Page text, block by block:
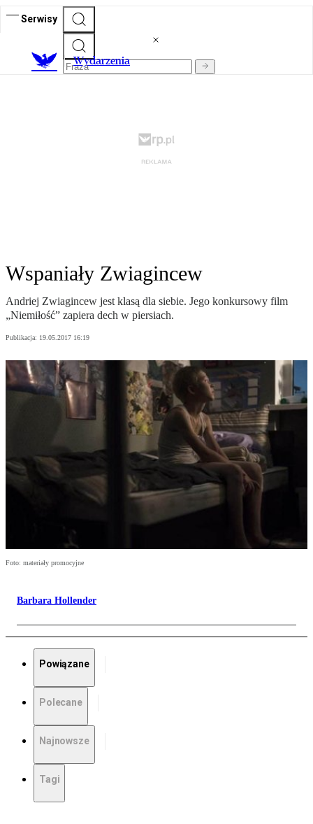
Serwisy
Wydarzenia
Wspaniały Zwiagincew
Andriej Zwiagincew jest klasą dla siebie. Jego konkursowy film
„Niemiłość” zapiera dech w piersiach.
Publikacja: 19.05.2017 16:19
Foto: materiały promocyjne
Barbara Hollender
Powiązane
Polecane
Najnowsze
Tagi